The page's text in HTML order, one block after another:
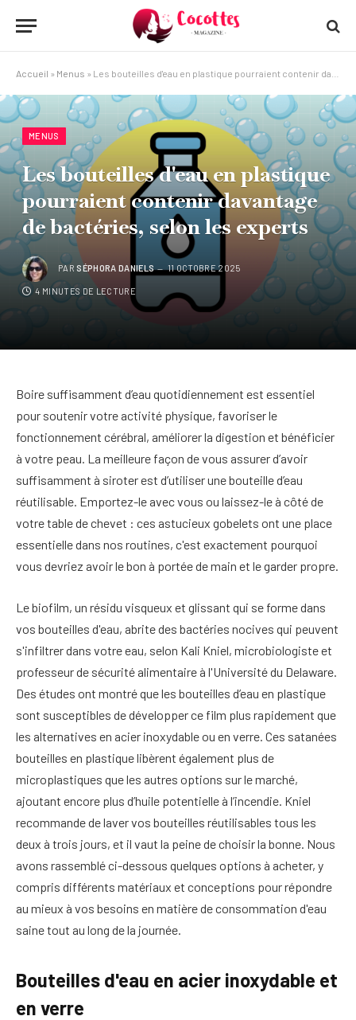
Accueil » Menus » Les bouteilles d'eau en plastique pourraient contenir davantage de bactéries, selon les experts
MENUS
Les bouteilles d'eau en plastique
pourraient contenir davantage
de bactéries, selon les experts
PAR SÉPHORA DANIELS 11 OCTOBRE 2025
4 MINUTES DE LECTURE
Boire suffisamment d’eau quotidiennement est essentiel
pour soutenir votre activité physique, favoriser le
fonctionnement cérébral, améliorer la digestion et bénéficier
à votre peau. La meilleure façon de vous assurer d’avoir
suffisamment à siroter est d’utiliser une bouteille d’eau
réutilisable. Emportez-le avec vous ou laissez-le à côté de
votre table de chevet : ces astucieux gobelets ont une place
essentielle dans nos routines, c'est exactement pourquoi
vous devriez avoir le bon à portée de main et le garder propre.
Le biofilm, un résidu visqueux et glissant qui se forme dans
vos bouteilles d'eau, abrite des bactéries nocives qui peuvent
s'infiltrer dans votre eau, selon Kali Kniel, microbiologiste et
professeur de sécurité alimentaire à l'Université du Delaware.
Des études ont montré que les bouteilles d’eau en plastique
sont susceptibles de développer ce film plus rapidement que
les alternatives en acier inoxydable ou en verre. Ces satanées
bouteilles en plastique libèrent également plus de
microplastiques que les autres options sur le marché,
ajoutant encore plus d’huile potentielle à l’incendie. Kniel
recommande de laver vos bouteilles réutilisables tous les
deux à trois jours, et il vaut la peine de choisir la bonne. Nous
avons rassemblé ci-dessous quelques options à acheter, y
compris différents matériaux et conceptions pour répondre
au mieux à vos besoins en matière de consommation d'eau
saine tout au long de la journée.
Bouteilles d'eau en acier inoxydable et
en verre